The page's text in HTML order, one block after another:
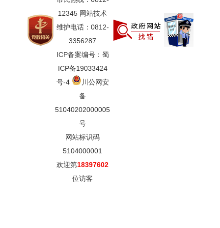
12345 网站技术
维护电话：0812-
3356287
ICP备案编号：蜀
ICP备19033424
号-4
川公网安
备
51040202000005
号
网站标识码
5104000001
欢迎第18397602
位访客